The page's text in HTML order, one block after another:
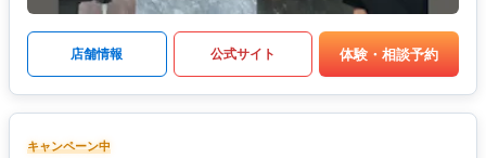
店舗情報 公式サイト 体験・相談予約
キャンペーン中